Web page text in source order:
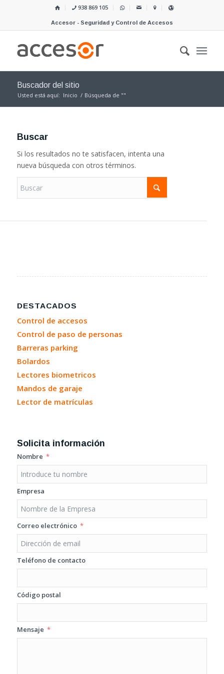
938 869 105
Accesor - Seguridad y Control de Accesos
Buscador del sitio
Usted está aquí: Inicio / Búsqueda de ""
Buscar
Si los resultados no te satisfacen, intenta una
nueva búsqueda con otros términos.
DESTACADOS
Control de accesos
Control de paso de personas
Barreras parking
Bolardos
Lectores biometricos
Mandos de garaje
Lector de matrículas
Solicita información
Nombre
Empresa
Correo electrónico
Teléfono de contacto
Código postal
Mensaje